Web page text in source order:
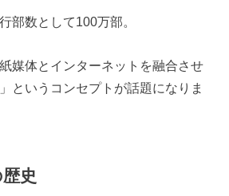
部数として100万部。
媒体とインターネットを融合させ
というコンセプトが話題になりま
歴史